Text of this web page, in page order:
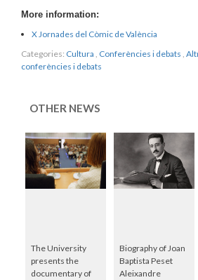
More information:
X Jornades del Còmic de València
Categories: Cultura , Conferències i debats ,
conferències i debats
OTHER NEWS
The University
presents the
documentary of
Biography of Joan
Baptista Peset
Aleixandre